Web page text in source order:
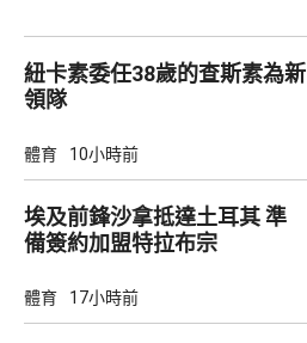
紐卡素委任38歲的查斯素為新
領隊
體育 10小時前
埃及前鋒沙拿抵達土耳其 準
備簽約加盟特拉布宗
體育 17小時前